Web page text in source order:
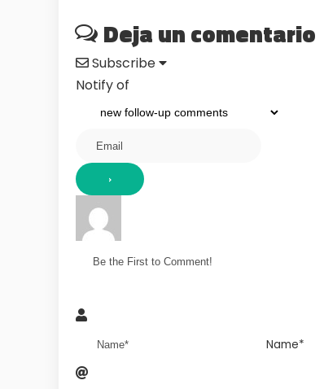
Deja un comentario
Subscribe
Notify of
Name*